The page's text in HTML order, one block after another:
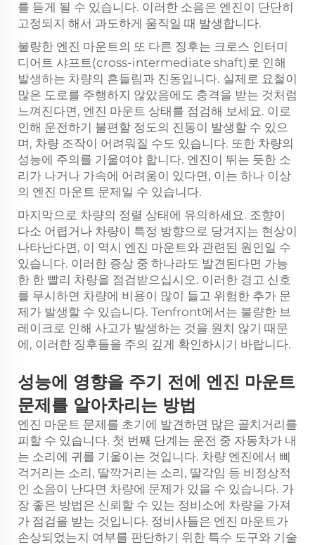
를 듣게 될 수 있습니다. 이러한 소음은 엔진이 단단히
고정되지 해서 과도하게 움직일 때 발생합니다.
불량한 엔진 마운트의 또 다른 징후는 크로스 인터미
디어트 샤프트(cross-intermediate shaft)로 인해
발생하는 차량의 흔들림과 진동입니다. 실제로 요철이
많은 도로를 주행하지 않았음에도 충격을 받는 것처럼
느껴진다면, 엔진 마운트 상태를 점검해 보세요. 이로
인해 운전하기 불편할 정도의 진동이 발생할 수 있으
며, 차량 조작이 어려워질 수도 있습니다. 또한 차량의
성능에 주의를 기울여야 합니다. 엔진이 뛰는 듯한 소
리가 나거나 가속에 어려움이 있다면, 이는 하나 이상
의 엔진 마운트 문제일 수 있습니다.
마지막으로 차량의 정렬 상태에 유의하세요. 조향이
다소 어렵거나 차량이 특정 방향으로 당겨지는 현상이
나타난다면, 이 역시 엔진 마운트와 관련된 원인일 수
있습니다. 이러한 증상 중 하나라도 발견된다면 가능
한 한 빨리 차량을 점검받으십시오. 이러한 경고 신호
를 무시하면 차량에 비용이 많이 들고 위험한 추가 문
제가 발생할 수 있습니다. Tenfront에서는 불량한 브
레이크로 인해 사고가 발생하는 것을 원치 않기 때문
에, 이러한 징후들을 주의 깊게 확인하시기 바랍니다.
성능에 영향을 주기 전에 엔진 마운트
문제를 알아차리는 방법
엔진 마운트 문제를 초기에 발견하면 많은 골치거리를
피할 수 있습니다. 첫 번째 단계는 운전 중 자동차가 내
는 소리에 귀를 기울이는 것입니다. 차량 엔진에서 삐
걱거리는 소리, 딸깍거리는 소리, 딸각임 등 비정상적
인 소음이 난다면 차량에 문제가 있을 수 있습니다. 가
장 좋은 방법은 신뢰할 수 있는 정비소에 차량을 가져
가 점검을 받는 것입니다. 정비사들은 엔진 마운트가
손상되었는지 여부를 판단하기 위한 특수 도구와 기술